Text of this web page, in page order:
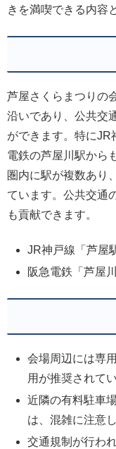
きを満喫できる内容
芦屋さくらまつりの
沿いであり、公共交
ができます。特にJR
電鉄の芦屋川駅から
圏内に駅が複数あり
ています。公共交通
も貢献できます。
JR神戸線「芦屋
阪急電鉄「芦屋
会場周辺には専
用が推奨されて
近隣の有料駐車
は、混雑に注意
交通規制が行わ